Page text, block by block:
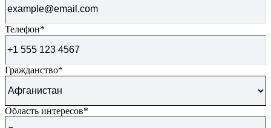
Телефон*
Гражданство*
Область интересов*